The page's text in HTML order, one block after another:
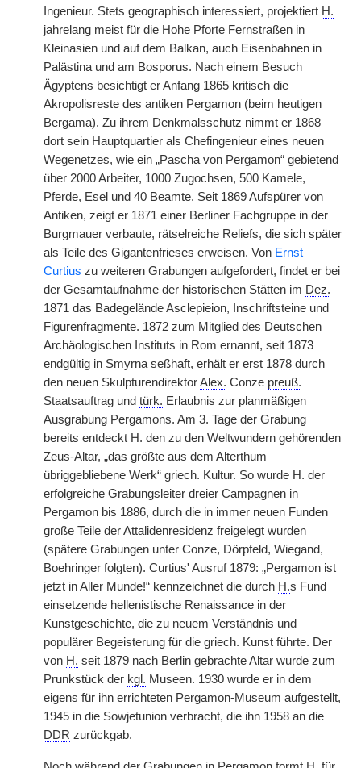
Ingenieur. Stets geographisch interessiert, projektiert H.
jahrelang meist für die Hohe Pforte Fernstraßen in
Kleinasien und auf dem Balkan, auch Eisenbahnen in
Palästina und am Bosporus. Nach einem Besuch
Ägyptens besichtigt er Anfang 1865 kritisch die
Akropolisreste des antiken Pergamon (beim heutigen
Bergama). Zu ihrem Denkmalsschutz nimmt er 1868
dort sein Hauptquartier als Chefingenieur eines neuen
Wegenetzes, wie ein „Pascha von Pergamon“ gebietend
über 2000 Arbeiter, 1000 Zugochsen, 500 Kamele,
Pferde, Esel und 40 Beamte. Seit 1869 Aufspürer von
Antiken, zeigt er 1871 einer Berliner Fachgruppe in der
Burgmauer verbaute, rätselreiche Reliefs, die sich später
als Teile des Gigantenfrieses erweisen. Von Ernst
Curtius zu weiteren Grabungen aufgefordert, findet er bei
der Gesamtaufnahme der historischen Stätten im Dez.
1871 das Badegelände Asclepieion, Inschriftsteine und
Figurenfragmente. 1872 zum Mitglied des Deutschen
Archäologischen Instituts in Rom ernannt, seit 1873
endgültig in Smyrna seßhaft, erhält er erst 1878 durch
den neuen SkulpturendirektorAlex. Conze preuß.
Staatsauftrag und türk. Erlaubnis zur planmäßigen
Ausgrabung Pergamons. Am 3. Tage der Grabung
bereits entdeckt H. den zu den Weltwundern gehörenden
Zeus-Altar, „das größte aus dem Alterthum
übriggebliebene Werk“ griech. Kultur. So wurde H. der
erfolgreiche Grabungsleiter dreier Campagnen in
Pergamon bis 1886, durch die in immer neuen Funden
große Teile der Attalidenresidenz freigelegt wurden
(spätere Grabungen unter Conze, Dörpfeld, Wiegand,
Boehringer folgten). Curtius' Ausruf 1879: „Pergamon ist
jetzt in Aller Munde!“ kennzeichnet die durch H.s Fund
einsetzende hellenistische Renaissance in der
Kunstgeschichte, die zu neuem Verständnis und
populärer Begeisterung für die griech. Kunst führte. Der
von H. seit 1879 nach Berlin gebrachte Altar wurde zum
Prunkstück der kgl. Museen. 1930 wurde er in dem
eigens für ihn errichteten Pergamon-Museum aufgestellt,
1945 in die Sowjetunion verbracht, die ihn 1958 an die
DDR zurückgab.